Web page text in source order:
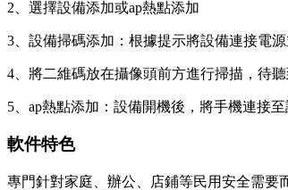
2、選擇設備添加或ap熱點添加
3、設備掃碼添加：根據提示將設備連接電
4、將二維碼放在攝像頭前方進行掃描，待
5、ap熱點添加：設備開機後，將手機連接
軟件特色
專門針對家庭、辦公、店鋪等民用安全需要